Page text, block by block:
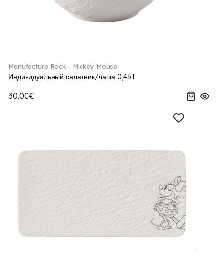
Manufacture Rock - Mickey Mouse
Индивидуальный салатник/чаша 0,43 l
30.00€